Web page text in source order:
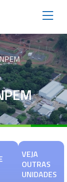
VEJA
OUTRAS
UNIDADES